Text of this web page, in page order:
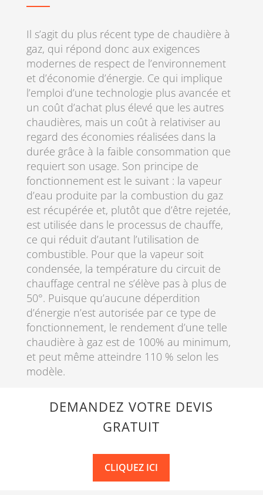
Il s’agit du plus récent type de chaudière à
gaz, qui répond donc aux exigences
modernes de respect de l’environnement
et d’économie d’énergie. Ce qui implique
l’emploi d’une technologie plus avancée et
un coût d’achat plus élevé que les autres
chaudières, mais un coût à relativiser au
regard des économies réalisées dans la
durée grâce à la faible consommation que
requiert son usage. Son principe de
fonctionnement est le suivant : la vapeur
d’eau produite par la combustion du gaz
est récupérée et, plutôt que d’être rejetée,
est utilisée dans le processus de chauffe,
ce qui réduit d’autant l’utilisation de
combustible. Pour que la vapeur soit
condensée, la température du circuit de
chauffage central ne s’élève pas à plus de
50°. Puisque qu’aucune déperdition
d’énergie n’est autorisée par ce type de
fonctionnement, le rendement d’une telle
chaudière à gaz est de 100% au minimum,
et peut même atteindre 110 % selon les
modèle.
DEMANDEZ VOTRE DEVIS
GRATUIT
CLIQUEZ ICI